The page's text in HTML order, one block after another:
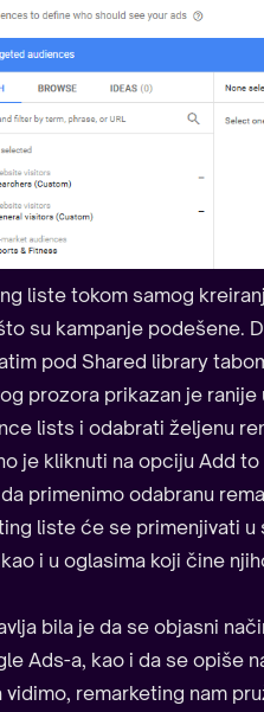
liste tokom samog
su kampanje podešene.
pod Shared library
prozora prikazan je ranije
lists i odabrati željenu
je kliknuti na opciju Add
primenimo odabranu
liste će se primenjivati u
i u oglasima koji čine
bila je da se objasni
Ads-a, kao i da se opiše
remarketing nam